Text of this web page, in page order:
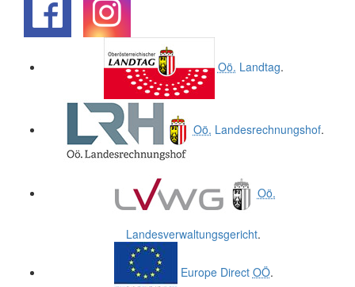
Oö. Landtag.
Oö. Landesrechnungshof.
Oö.
Landesverwaltungsgericht.
Europe Direct OÖ.